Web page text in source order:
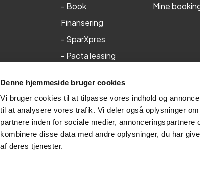
Denne hjemmeside bruger cookies
Vi bruger cookies til at tilpasse vores indhold og
til at analysere vores trafik. Vi deler også oplysninger
partnere inden for sociale medier,
kombinere disse data med andre oplysninger, du har
af deres tjenester.
- Book
Finansering
- SparXpres
- Pacta leasing
Kontakt
Mine